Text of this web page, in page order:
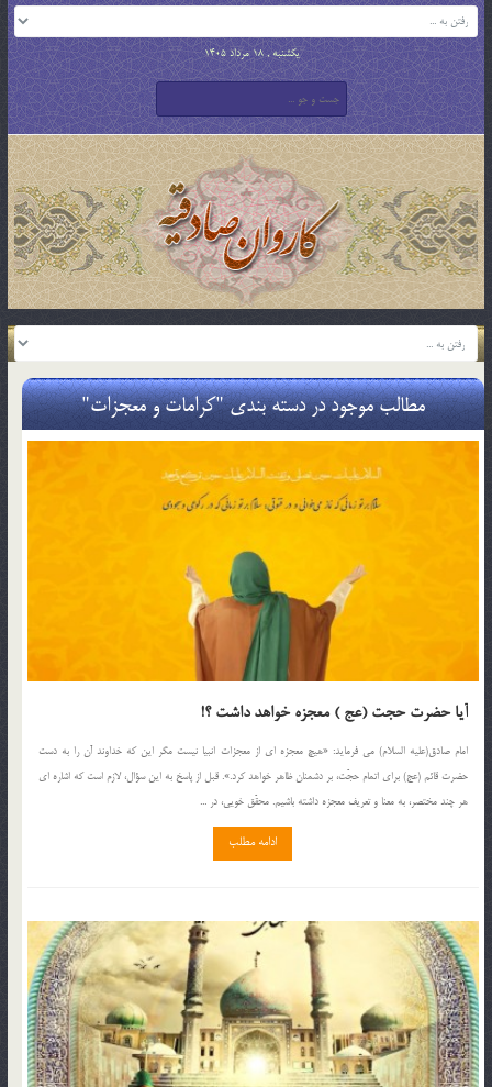
یکشنبه , 18 مرداد 1405
مطالب موجود در دسته بندی "کرامات و معجزات"
آیا حضرت حجت (عج ) معجزه خواهد داشت ؟!
امام صادق(علیه السلام) مى فرماید: «هیچ معجزه اى از معجزات انبیا نیست مگر این که خداوند آن را به دست
حضرت قائم (عج) براى اتمام حجّت، بر دشمنان ظاهر خواهد کرد.». قبل از پاسخ به این سؤال، لازم است که اشاره اى
هر چند مختصر، به معنا و تعریف معجزه داشته باشیم. محقّق خویى، در ...
ادامه مطلب